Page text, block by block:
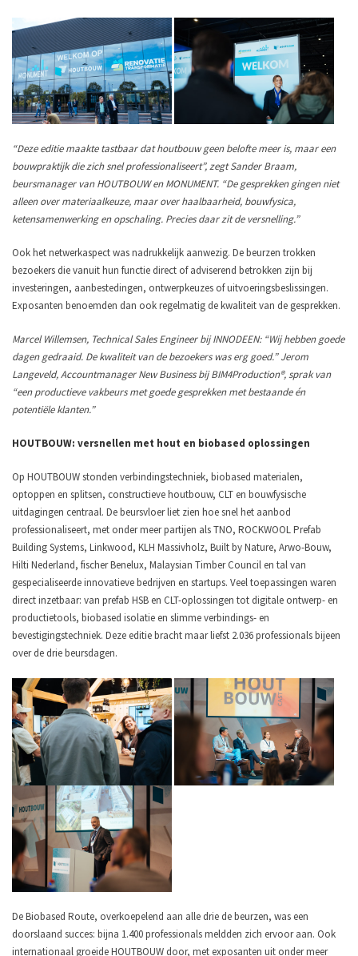
“Deze editie maakte tastbaar dat houtbouw geen belofte meer is, maar een
bouwpraktijk die zich snel professionaliseert”, zegt Sander Braam,
beursmanager van HOUTBOUW en MONUMENT. “De gesprekken gingen niet
alleen over materiaalkeuze, maar over haalbaarheid, bouwfysica,
ketensamenwerking en opschaling. Precies daar zit de versnelling.”
Ook het netwerkaspect was nadrukkelijk aanwezig. De beurzen trokken
bezoekers die vanuit hun functie direct of adviserend betrokken zijn bij
investeringen, aanbestedingen, ontwerpkeuzes of uitvoeringsbeslissingen.
Exposanten benoemden dan ook regelmatig de kwaliteit van de gesprekken.
Marcel Willemsen, Technical Sales Engineer bij INNODEEN: “Wij hebben goede
dagen gedraaid. De kwaliteit van de bezoekers was erg goed.” Jerom
Langeveld, Accountmanager New Business bij BIM4Production®, sprak van
“een productieve vakbeurs met goede gesprekken met bestaande én
potentiële klanten.”
HOUTBOUW: versnellen met hout en biobased oplossingen
Op HOUTBOUW stonden verbindingstechniek, biobased materialen,
optoppen en splitsen, constructieve houtbouw, CLT en bouwfysische
uitdagingen centraal. De beursvloer liet zien hoe snel het aanbod
professionaliseert, met onder meer partijen als TNO, ROCKWOOL Prefab
Building Systems, Linkwood, KLH Massivholz, Built by Nature, Arwo-Bouw,
Hilti Nederland, fischer Benelux, Malaysian Timber Council en tal van
gespecialiseerde innovatieve bedrijven en startups. Veel toepassingen waren
direct inzetbaar: van prefab HSB en CLT-oplossingen tot digitale ontwerp- en
productietools, biobased isolatie en slimme verbindings- en
bevestigingstechniek. Deze editie bracht maar liefst 2.036 professionals bijeen
over de drie beursdagen.
De Biobased Route, overkoepelend aan alle drie de beurzen, was een
doorslaand succes: bijna 1.400 professionals meldden zich ervoor aan. Ook
internationaal groeide HOUTBOUW door, met exposanten uit onder meer